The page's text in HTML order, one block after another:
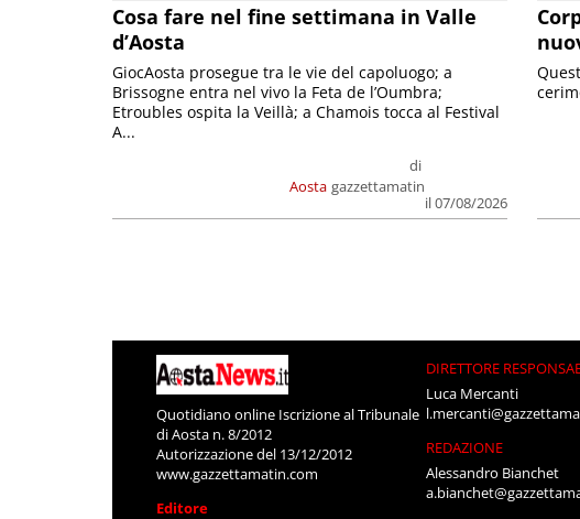
Cosa fare nel fine settimana in Valle
d’Aosta
Aosta
di
gazzettamatin
il 07/08/2026
GiocAosta prosegue tra le vie del capoluogo; a
Brissogne entra nel vivo la Feta de l’Oumbra;
Etroubles ospita la Veillà; a Chamois tocca al Festival
A...
Quotidiano online Iscrizione al Tribunale
di Aosta n. 8/2012
Autorizzazione del 13/12/2012
www.gazzettamatin.com
Editore
DIRETTORE
Luca Mercanti
REDAZIONE
Alessandro Bianchet